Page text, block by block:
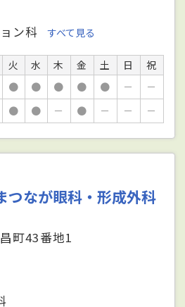
ン科
すべて見る
火 水 木 金 土 日
祝
● ● ● ● ● －
－
● ● － ● － － －
つなが眼科・形成外科
町43番地1